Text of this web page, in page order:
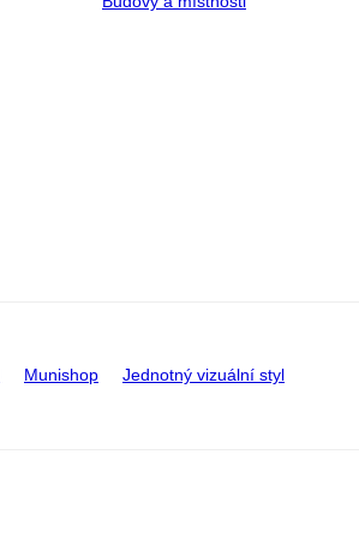
Munishop Jednotný vizuální styl